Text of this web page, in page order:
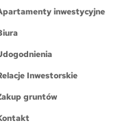
inwestycyjne
Inwestorskie
gruntów